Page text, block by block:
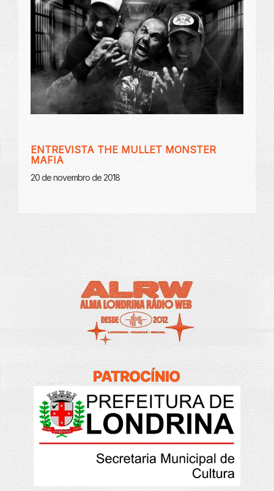
ENTREVISTA THE MULLET MONSTER
MAFIA
20 de novembro de 2018